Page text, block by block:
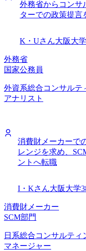
外務省からコンサ
ターでの政策提言
K・Uさん大阪大学
外務省
国家公務員
外資系総合コンサルテ
アナリスト
消費財メーカーで
レンジを求め、
ントへ転職
I・Kさん大阪大学
消費財メーカー
SCM部門
日系総合コンサルティ
マネージャー